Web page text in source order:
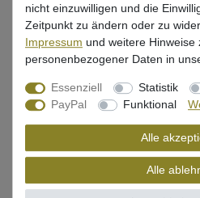
Durchmesser: 0,30mm
Tragkraft: 6,3kg
Länge: 30m
nicht einzuwilligen und die
Zeitpunkt zu ändern oder zu
Impressum und weitere Hinweise
personenbezogener Daten in
Essenziell Statistik
PayPal
Funktional
Alle
Alle